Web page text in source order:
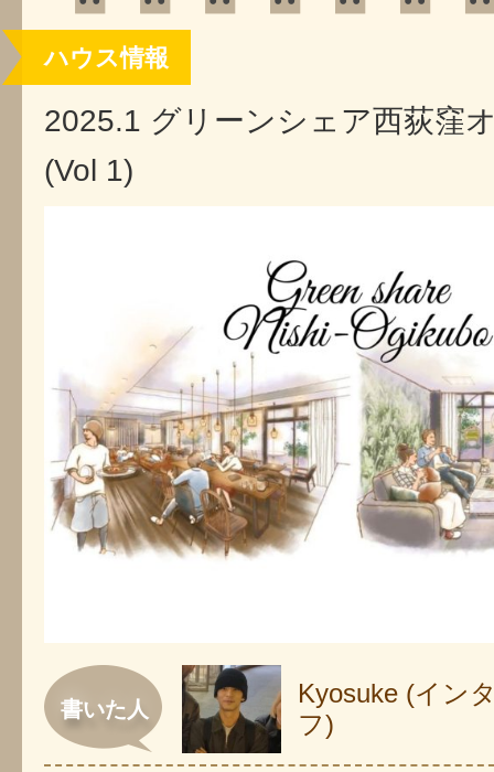
ハウス情報
2025.1 グリーンシェア西荻窪
(Vol 1)
書いた人
Kyosuke (イン
フ)